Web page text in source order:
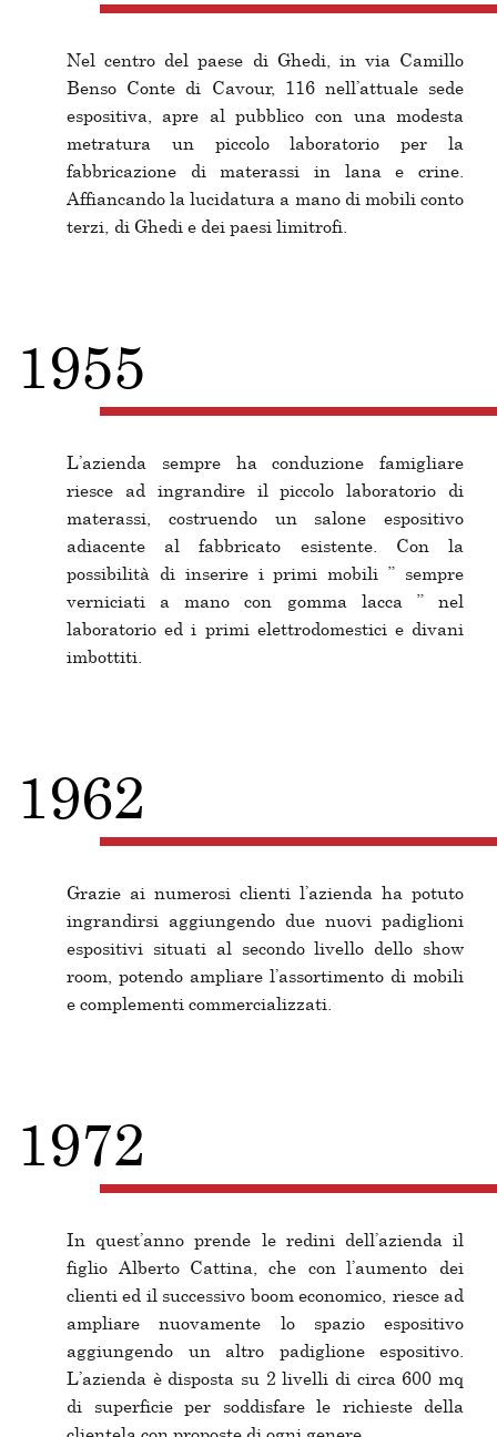
Nel centro del paese di Ghedi, in via Camillo
Benso Conte di Cavour, 116 nell’attuale sede
espositiva, apre al pubblico con una modesta
metratura un piccolo laboratorio per la
fabbricazione di materassi in lana e crine.
Affiancando la lucidatura a mano di mobili conto
terzi, di Ghedi e dei paesi limitrofi.
1955
L’azienda sempre ha conduzione famigliare
riesce ad ingrandire il piccolo laboratorio di
materassi, costruendo un salone espositivo
adiacente al fabbricato esistente. Con la
possibilità di inserire i primi mobili ” sempre
verniciati a mano con gomma lacca ” nel
laboratorio ed i primi elettrodomestici e divani
imbottiti.
1962
Grazie ai numerosi clienti l’azienda ha potuto
ingrandirsi aggiungendo due nuovi padiglioni
espositivi situati al secondo livello dello show
room, potendo ampliare l’assortimento di mobili
e complementi commercializzati.
1972
In quest’anno prende le redini dell’azienda il
figlio Alberto Cattina, che con l’aumento dei
clienti ed il successivo boom economico, riesce ad
ampliare nuovamente lo spazio espositivo
aggiungendo un altro padiglione espositivo.
L’azienda è disposta su 2 livelli di circa 600 mq
di superficie per soddisfare le richieste della